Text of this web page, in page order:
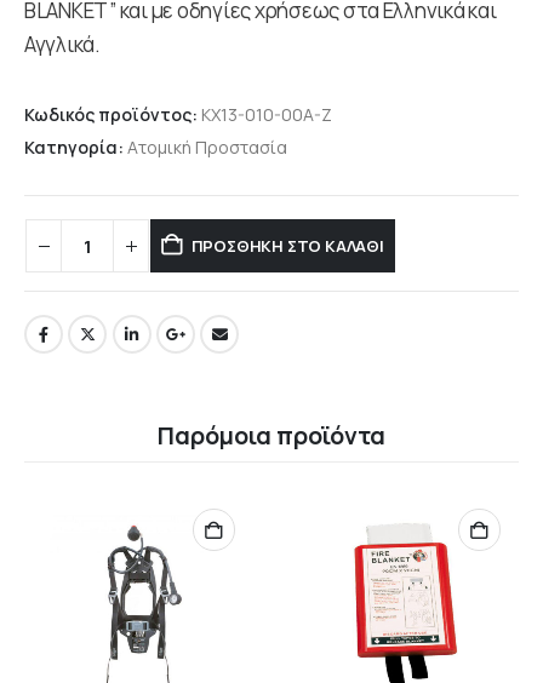
BLANKET” και με οδηγίες χρήσεως στα Ελληνικά και
Αγγλικά.
Κωδικός προϊόντος: KX13-010-00A-Z
Κατηγορία: Ατομική Προστασία
ΠΡΟΣΘΉΚΗ ΣΤΟ ΚΑΛΆΘΙ
Παρόμοια προϊόντα